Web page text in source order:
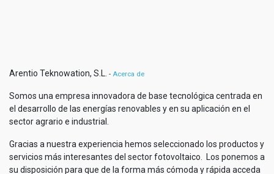
Arentio Teknowation, S.L. - Acerca de
Somos una empresa innovadora de base tecnológica centrada en
el desarrollo de las energías renovables y en su aplicación en el
sector agrario e industrial.
Gracias a nuestra experiencia hemos seleccionado los productos y
servicios más interesantes del sector fotovoltaico. Los ponemos a
su disposición para que de la forma más cómoda y rápida acceda